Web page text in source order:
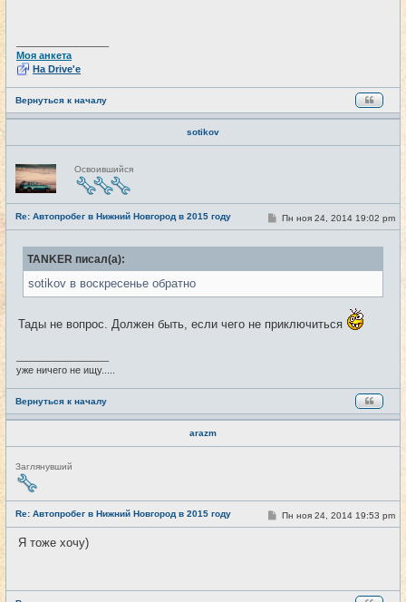
Моя анкета
На Drive'e
Вернуться к началу
sotikov
Н
е
в
с
е
т
и
Освоившийся
Re: Автопробег в Нижний Новгород в 2015 году #17
С
о
б
е
Пн ноя 24, 2014 19:02 pm
TANKER писал(а):
sotikov в воскресенье обратно
Тады не вопрос. Должен быть, если чего не приключиться
уже ничего не ищу.....
Вернуться к началу
arazm
Н
е
в
т
и
Заглянувший
Re: Автопробег в Нижний Новгород в 2015 году #18
С
о
и
Пн ноя 24, 2014 19:53 pm
Я тоже хочу)